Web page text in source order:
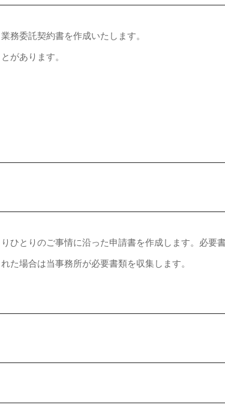
務委託契約書を作成いたします。
があります。
ひとりのご事情に沿った申請書を作成します。必要
た場合は当事務所が必要書類を収集します。